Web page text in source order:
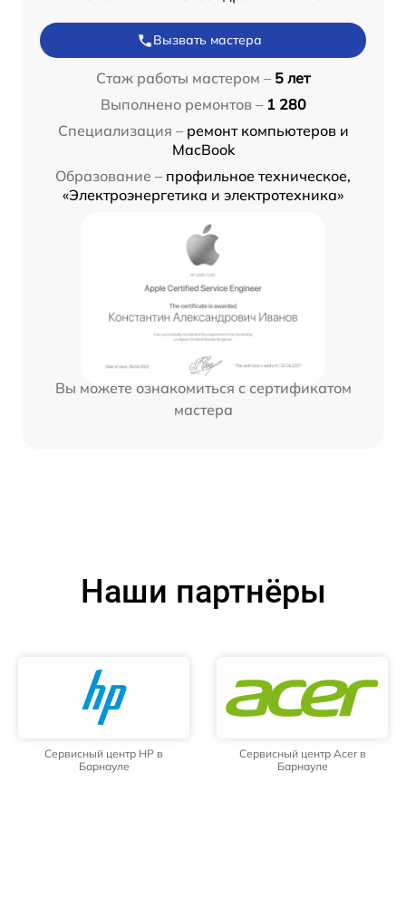
Вызвать мастера
Стаж работы мастером – 5 лет
Выполнено ремонтов – 1 280
Специализация – ремонт компьютеров и
MacBook
Образование – профильное техническое,
«Электроэнергетика и электротехника»
Вы можете ознакомиться с сертификатом
мастера
Наши партнёры
Сервисный центр HP в
Барнауле
Сервисный центр Acer в
Барнауле